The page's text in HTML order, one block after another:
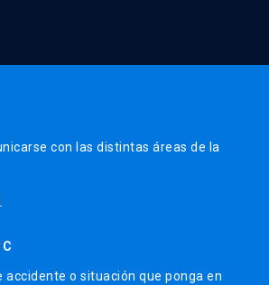
con las distintas áreas de la
accidente o situación que ponga en